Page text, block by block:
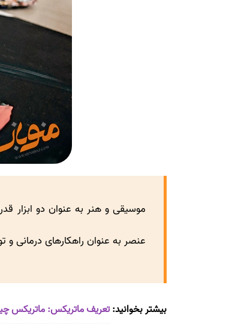
موسیقی و هنر به عنوان دو ابزار
عنصر به عنوان راهکارهای درمانی و
بیشتر بخوانید:تعریف ماتریکس: ماتریکس